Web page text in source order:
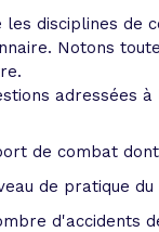
les disciplines de
Notons
adressées
de combat
de pratique
d'accidents